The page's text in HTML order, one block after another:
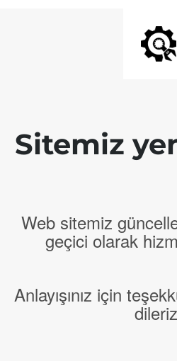
Sitemiz
Web sitemiz
geçici olarak
Anlayışınız için